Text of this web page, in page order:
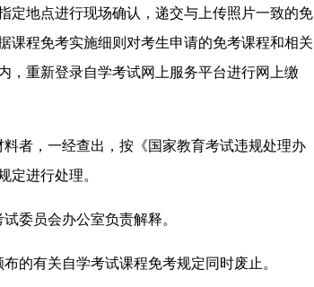
定地点进行现场确认，递交与上传照片一致的免
课程免考实施细则对考生申请的免考课程和相关
，重新登录自学考试网上服务平台进行网上缴
者，一经查出，按《国家教育考试违规处理办
进行处理。
委员会办公室负责解释。
的有关自学考试课程免考规定同时废止。